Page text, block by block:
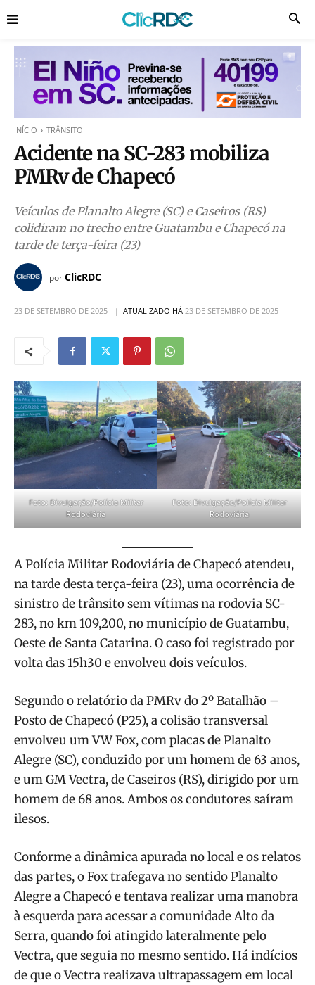
INÍCIO TRÂNSITO
Acidente na SC-283 mobiliza
PMRv de Chapecó
Veículos de Planalto Alegre (SC) e Caseiros (RS)
colidiram no trecho entre Guatambu e Chapecó na
tarde de terça-feira (23)
porClicRDC
23 DE SETEMBRO DE 2025 ATUALIZADO HÁ 23 DE SETEMBRO DE 2025
Foto: Divulgação/Polícia Militar
Rodoviária
Foto: Divulgação/Polícia Militar
Rodoviária
A Polícia Militar Rodoviária de Chapecó atendeu,
na tarde desta terça-feira (23), uma ocorrência de
sinistro de trânsito sem vítimas na rodovia SC-
283, no km 109,200, no município de Guatambu,
Oeste de Santa Catarina. O caso foi registrado por
volta das 15h30 e envolveu dois veículos.
Segundo o relatório da PMRv do 2º Batalhão –
Posto de Chapecó (P25), a colisão transversal
envolveu um VW Fox, com placas de Planalto
Alegre (SC), conduzido por um homem de 63 anos,
e um GM Vectra, de Caseiros (RS), dirigido por um
homem de 68 anos. Ambos os condutores saíram
ilesos.
Conforme a dinâmica apurada no local e os relatos
das partes, o Fox trafegava no sentido Planalto
Alegre a Chapecó e tentava realizar uma manobra
à esquerda para acessar a comunidade Alto da
Serra, quando foi atingido lateralmente pelo
Vectra, que seguia no mesmo sentido. Há indícios
de que o Vectra realizava ultrapassagem em local